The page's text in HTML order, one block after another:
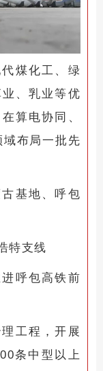
煤化工、绿
、乳业等优
算电协同、
域布局一批先
基地、呼包
特支线
呼包高铁前
工程，开展
条中型以上